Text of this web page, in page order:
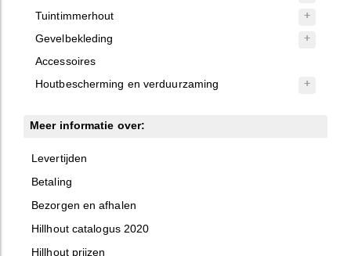
Tuintimmerhout
Gevelbekleding
Accessoires
Houtbescherming en verduurzaming
Meer informatie over:
Levertijden
Betaling
Bezorgen en afhalen
Hillhout catalogus 2020
Hillhout prijzen